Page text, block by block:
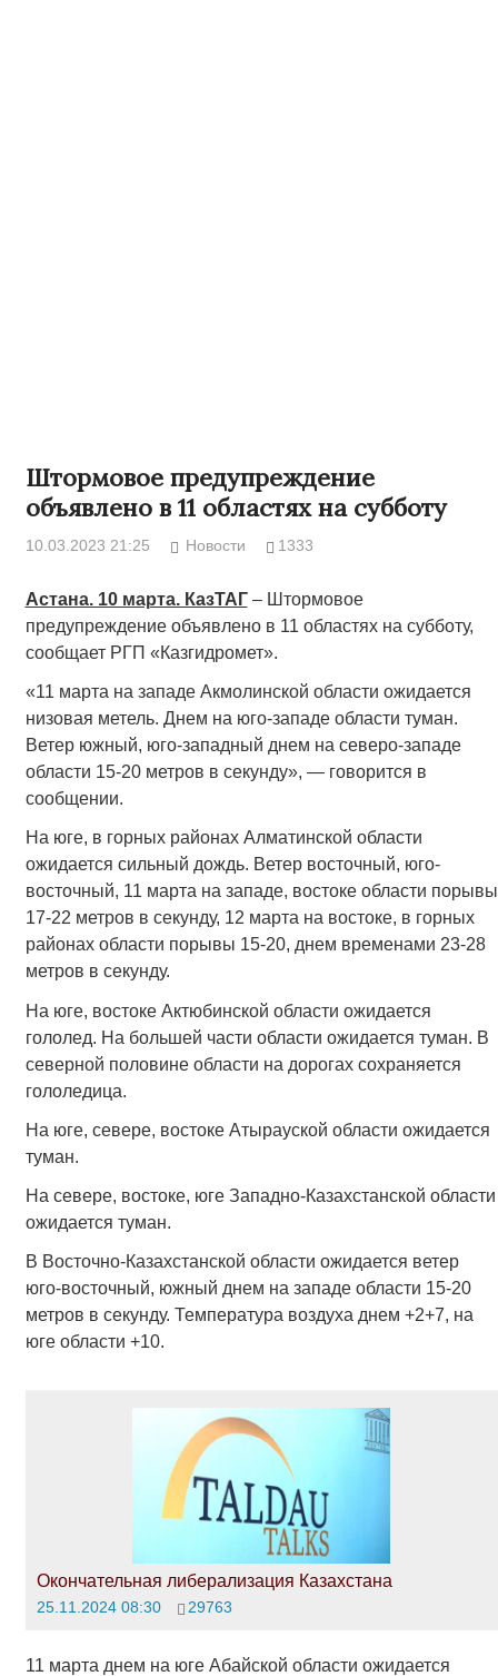
Штормовое предупреждение
объявлено в 11 областях на субботу
10.03.2023 21:25 Новости 1333
Астана. 10 марта. КазТАГ– Штормовое
предупреждение объявлено в 11 областях на субботу,
сообщает РГП «Казгидромет».
«11 марта на западе Акмолинской области ожидается
низовая метель. Днем на юго-западе области туман.
Ветер южный, юго-западный днем на северо-западе
области 15-20 метров в секунду», — говорится в
сообщении.
На юге, в горных районах Алматинской области
ожидается сильный дождь. Ветер восточный, юго-
восточный, 11 марта на западе, востоке области порывы
17-22 метров в секунду, 12 марта на востоке, в горных
районах области порывы 15-20, днем временами 23-28
метров в секунду.
На юге, востоке Актюбинской области ожидается
гололед. На большей части области ожидается туман. В
северной половине области на дорогах сохраняется
гололедица.
На юге, севере, востоке Атырауской области ожидается
туман.
На севере, востоке, юге Западно-Казахстанской области
ожидается туман.
В Восточно-Казахстанской области ожидается ветер
юго-восточный, южный днем на западе области 15-20
метров в секунду. Температура воздуха днем +2+7, на
юге области +10.
Окончательная либерализация Казахстана
25.11.2024 08:30 29763
11 марта днем на юге Абайской области ожидается